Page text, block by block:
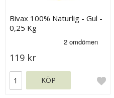
Bivax 100% Naturlig - Gul -
0,25 Kg
119 kr
KÖP